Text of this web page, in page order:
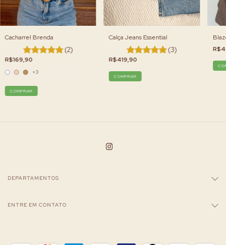
Cacharrel Brenda
(2)
R$169,90
+3
COMPRAR
Calça Jeans Essential
(3)
R$419,90
COMPRAR
DEPARTAMENTOS
ENTRE EM CONTATO